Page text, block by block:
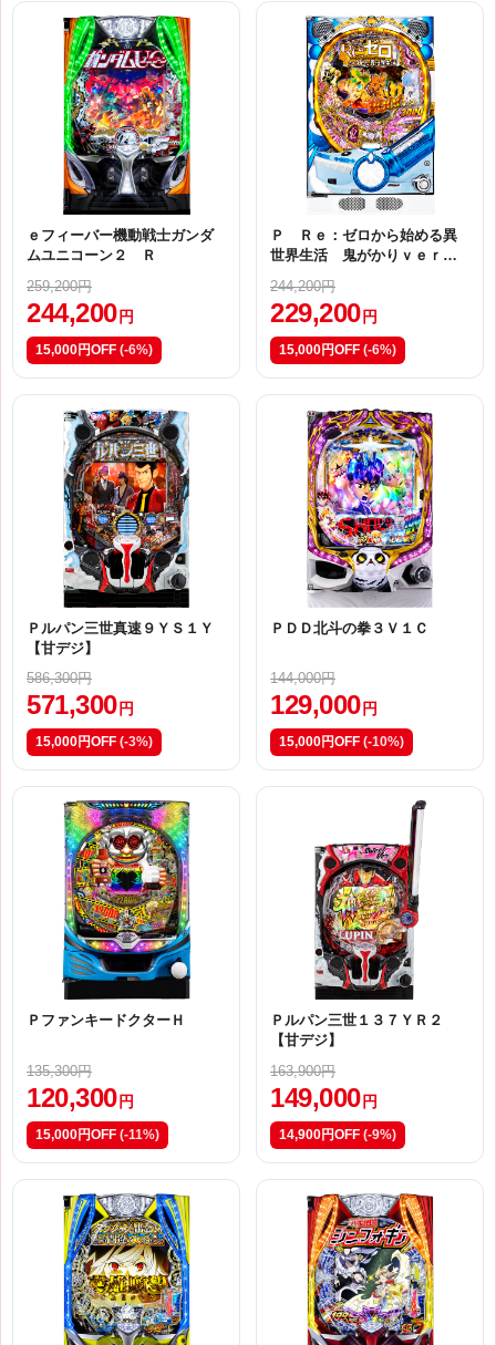
ｅフィーバー機動戦士ガンダ
ムユニコーン２ Ｒ
259,200円
244,200 円
15,000円OFF (-6%)
Ｐ Ｒｅ：ゼロから始める異
世界生活 鬼がかりｖｅｒ．
244,200円
229,200 円
15,000円OFF (-6%)
Ｐルパン三世真速９ＹＳ１Ｙ
【甘デジ】
586,300円
571,300 円
15,000円OFF (-3%)
ＰＤＤ北斗の拳３Ｖ１Ｃ
144,000円
129,000 円
15,000円OFF (-10%)
ＰファンキードクターＨ
135,300円
120,300円
15,000円OFF (-11%)
Ｐルパン三世１３７ＹＲ２
【甘デジ】
163,900円
149,000円
14,900円OFF (-9%)